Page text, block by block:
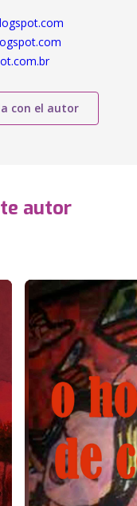
con el autor
autor